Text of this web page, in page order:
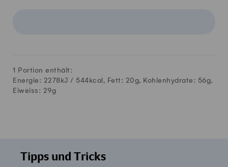
1 Portion enthält:
Energie: 2278kJ / 544kcal, Fett: 20g, Kohlenhydrate: 56g,
Eiweiss: 29g
Tipps und Tricks